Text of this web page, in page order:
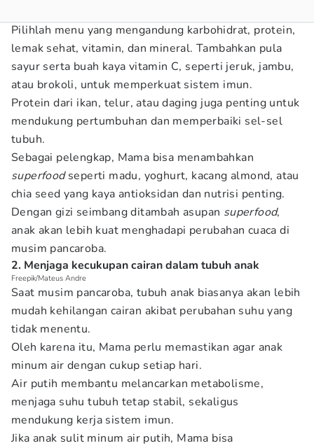
Pilihlah menu yang mengandung karbohidrat, protein,
lemak sehat, vitamin, dan mineral. Tambahkan pula
sayur serta buah kaya vitamin C, seperti jeruk, jambu,
atau brokoli, untuk memperkuat sistem imun.
Protein dari ikan, telur, atau daging juga penting untuk
mendukung pertumbuhan dan memperbaiki sel-sel
tubuh.
Sebagai pelengkap, Mama bisa menambahkan
superfoodseperti madu, yoghurt, kacang almond, atau
chia seed yang kaya antioksidan dan nutrisi penting.
Dengan gizi seimbang ditambah asupan superfood,
anak akan lebih kuat menghadapi perubahan cuaca di
musim pancaroba.
2. Menjaga kecukupan cairan dalam tubuh anak
Freepik/Mateus Andre
Saat musim pancaroba, tubuh anak biasanya akan lebih
mudah kehilangan cairan akibat perubahan suhu yang
tidak menentu.
Oleh karena itu, Mama perlu memastikan agar anak
minum air dengan cukup setiap hari.
Air putih membantu melancarkan metabolisme,
menjaga suhu tubuh tetap stabil, sekaligus
mendukung kerja sistem imun.
Jika anak sulit minum air putih, Mama bisa